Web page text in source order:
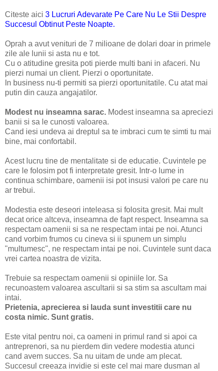
Citeste aici 3 Lucruri Adevarate Pe Care Nu Le Stii Despre
Succesul Obtinut Peste Noapte.
Oprah a avut venituri de 7 milioane de dolari doar in primele
zile ale lunii si asta nu e tot.
Cu o atitudine gresita poti pierde multi bani in afaceri. Nu
pierzi numai un client. Pierzi o oportunitate.
In business nu-ti permiti sa pierzi oportunitatile. Cu atat mai
putin din cauza angajatilor.
Modest nu inseamna sarac. Modest inseamna sa apreciezi
banii si sa le cunosti valoarea.
Cand iesi undeva ai dreptul sa te imbraci cum te simti tu mai
bine, mai confortabil.
Acest lucru tine de mentalitate si de educatie. Cuvintele pe
care le folosim pot fi interpretate gresit. Intr-o lume in
continua schimbare, oamenii isi pot insusi valori pe care nu
ar trebui.
Modestia este deseori inteleasa si folosita gresit. Mai mult
decat orice altceva, inseamna de fapt respect. Inseamna sa
respectam oamenii si sa ne respectam intai pe noi. Atunci
cand vorbim frumos cu cineva si ii spunem un simplu
"multumesc", ne respectam intai pe noi. Cuvintele sunt daca
vrei cartea noastra de vizita.
Trebuie sa respectam oamenii si opiniile lor. Sa
recunoastem valoarea ascultarii si sa stim sa ascultam mai
intai.
Prietenia, aprecierea si lauda sunt investitii care nu
costa nimic. Sunt gratis.
Este vital pentru noi, ca oameni in primul rand si apoi ca
antreprenori, sa nu pierdem din vedere modestia atunci
cand avem succes. Sa nu uitam de unde am plecat.
Succesul creeaza invidie si este cel mai mare dusman al